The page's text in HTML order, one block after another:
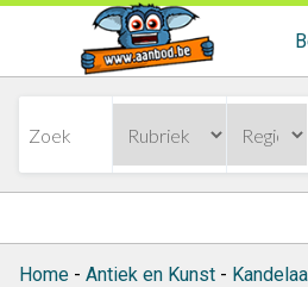
Home - Antiek en Kunst -